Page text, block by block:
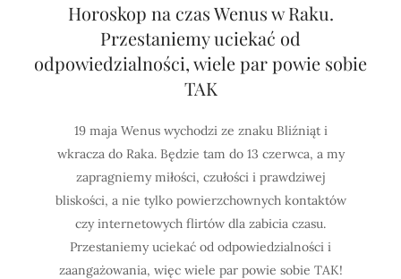
Horoskop na czas Wenus w Raku.
Przestaniemy uciekać od
odpowiedzialności, wiele par powie sobie
TAK
19 maja Wenus wychodzi ze znaku Bliźniąt i
wkracza do Raka. Będzie tam do 13 czerwca, a my
zapragniemy miłości, czułości i prawdziwej
bliskości, a nie tylko powierzchownych kontaktów
czy internetowych flirtów dla zabicia czasu.
Przestaniemy uciekać od odpowiedzialności i
zaangażowania, więc wiele par powie sobie TAK!